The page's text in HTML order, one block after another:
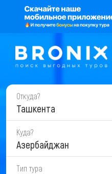
Откуда?
Ташкента
Куда?
Азербайджан
Тип тура